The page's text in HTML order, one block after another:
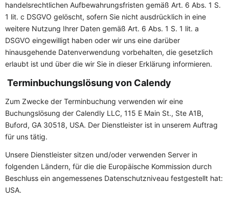
handelsrechtlichen Aufbewahrungsfristen gemäß Art. 6 Abs. 1 S.
1 lit. c DSGVO gelöscht, sofern Sie nicht ausdrücklich in eine
weitere Nutzung Ihrer Daten gemäß Art. 6 Abs. 1 S. 1 lit. a
DSGVO eingewilligt haben oder wir uns eine darüber
hinausgehende Datenverwendung vorbehalten, die gesetzlich
erlaubt ist und über die wir Sie in dieser Erklärung informieren.
Terminbuchungslösung von Calendy
Zum Zwecke der Terminbuchung verwenden wir eine
Buchungslösung der Calendly LLC, 115 E Main St., Ste A1B,
Buford, GA 30518, USA. Der Dienstleister ist in unserem Auftrag
für uns tätig.
Unsere Dienstleister sitzen und/oder verwenden Server in
folgenden Ländern, für die die Europäische Kommission durch
Beschluss ein angemessenes Datenschutzniveau festgestellt hat:
USA.